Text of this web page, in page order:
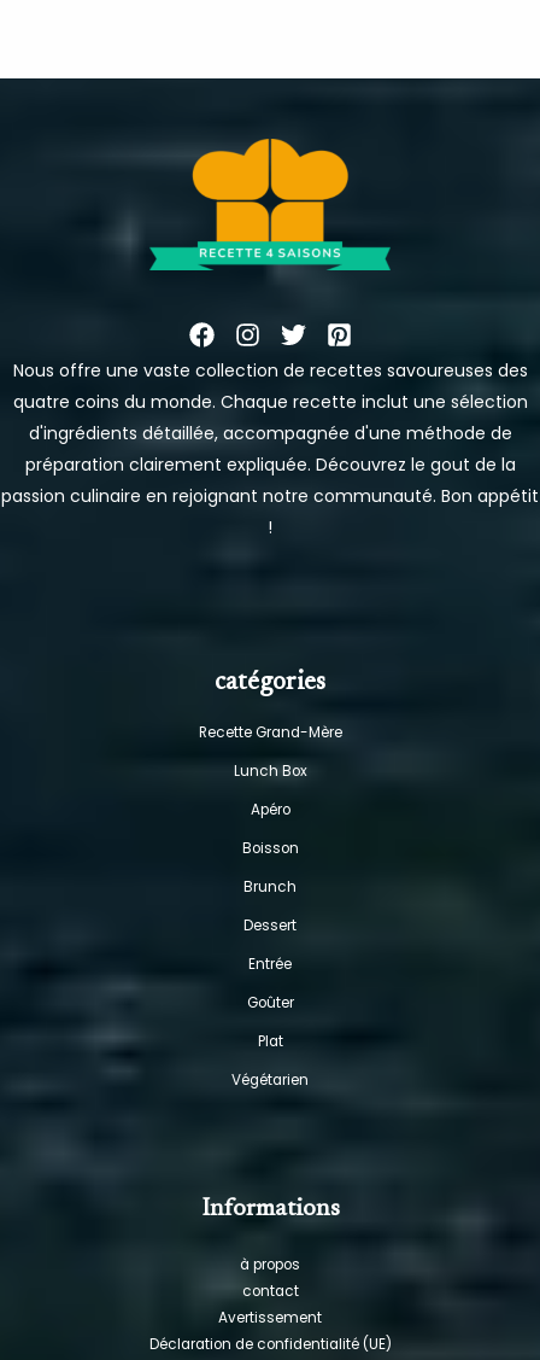
Nous offre une vaste collection de recettes savoureuses des
quatre coins du monde. Chaque recette inclut une sélection
d'ingrédients détaillée, accompagnée d'une méthode de
préparation clairement expliquée. Découvrez le gout de la
passion culinaire en rejoignant notre communauté. Bon appétit
!
catégories
Recette Grand-Mère
Lunch Box
Apéro
Boisson
Brunch
Dessert
Entrée
Goûter
Plat
Végétarien
Informations
à propos
contact
Avertissement
Déclaration de confidentialité (UE)